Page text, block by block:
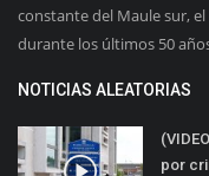
constante del Maule sur,
durante los últimos 50
NOTICIAS ALEATORIAS
por